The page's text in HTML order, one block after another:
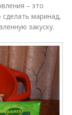
– это
маринад,
закуску.